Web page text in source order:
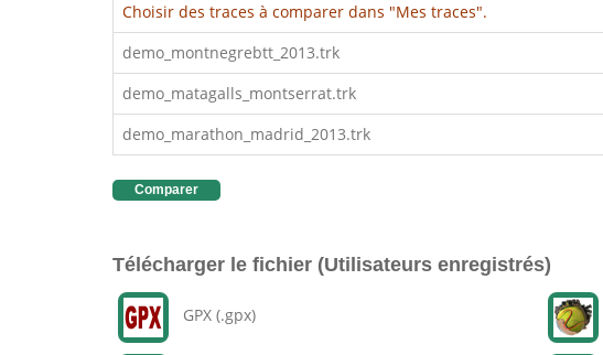
Choisir des traces à comparer dans "Mes traces".
demo_montnegrebtt_2013.trk
demo_matagalls_montserrat.trk
demo_marathon_madrid_2013.trk
Comparer
Télécharger le fichier (Utilisateurs enregistrés)
GPX (.gpx)